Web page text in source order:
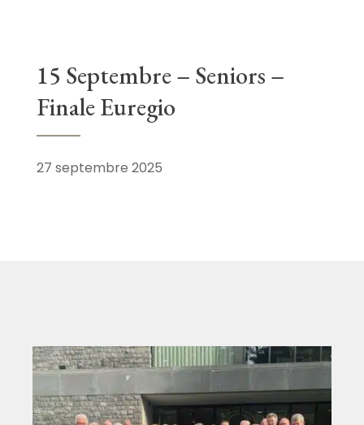
15 Septembre – Seniors –
Finale Euregio
27 septembre 2025